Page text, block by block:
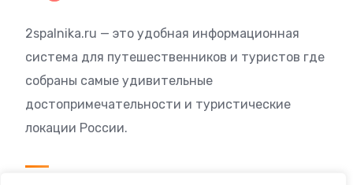
2spalnika.ru — это удобная информационная
система для путешественников и туристов где
собраны самые удивительные
достопримечательности и туристические
локации России.